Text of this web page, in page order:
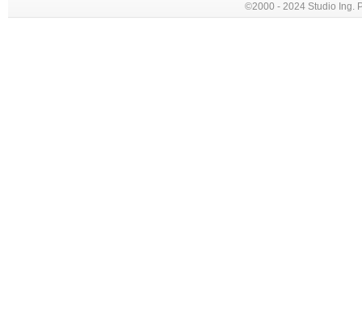
©2000 - 2024 Studio Ing.